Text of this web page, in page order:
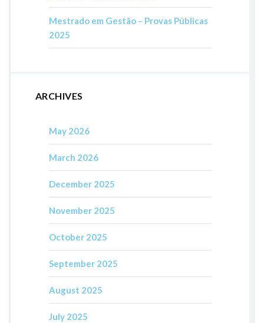
Mestrado em Gestão – Provas Públicas
2025
ARCHIVES
May 2026
March 2026
December 2025
November 2025
October 2025
September 2025
August 2025
July 2025